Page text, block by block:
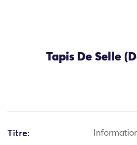
Tapis De Selle
Titre: